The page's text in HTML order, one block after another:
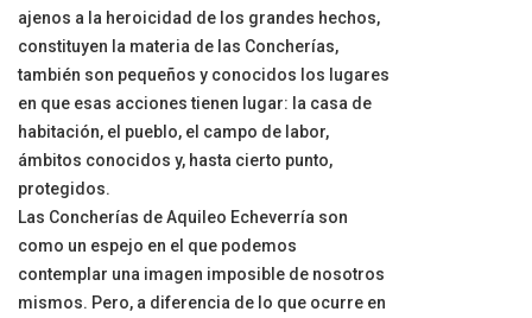
ajenos a la heroicidad de los grandes hechos,
constituyen la materia de las Concherías,
también son pequeños y conocidos los lugares
en que esas acciones tienen lugar: la casa de
habitación, el pueblo, el campo de labor,
ámbitos conocidos y, hasta cierto punto,
protegidos.
Las Concherías de Aquileo Echeverría son
como un espejo en el que podemos
contemplar una imagen imposible de nosotros
mismos. Pero, a diferencia de lo que ocurre en